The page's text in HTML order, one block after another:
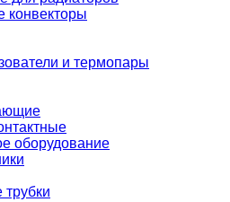
конвекторы
и термопары
оборудование